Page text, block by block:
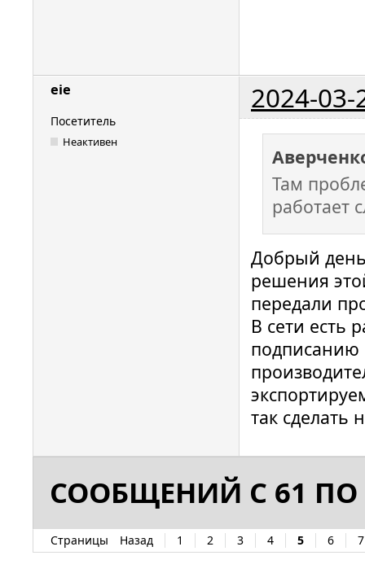
eie 2024-03-
Посетитель
Неактивен
Там
работает
Добрый
решения
передали
В сети есть
подписанию
так сделать
СООБЩЕНИЙ С 61 ПО
Страницы Назад 1 2 3 4 5 6 7